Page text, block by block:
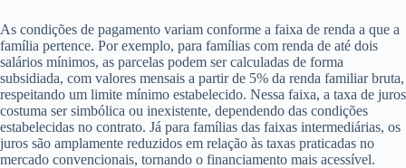
As condições de pagamento variam conforme a faixa de renda a que a
família pertence. Por exemplo, para famílias com renda de até dois
salários mínimos, as parcelas podem ser calculadas de forma
subsidiada, com valores mensais a partir de 5% da renda familiar bruta,
respeitando um limite mínimo estabelecido. Nessa faixa, a taxa de juros
costuma ser simbólica ou inexistente, dependendo das condições
estabelecidas no contrato. Já para famílias das faixas intermediárias, os
juros são amplamente reduzidos em relação às taxas praticadas no
mercado convencionais, tornando o financiamento mais acessível.